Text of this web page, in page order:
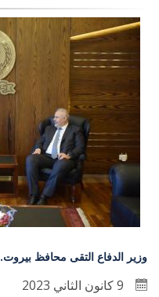
وزير الدفاع التقى محافظ بيروت.